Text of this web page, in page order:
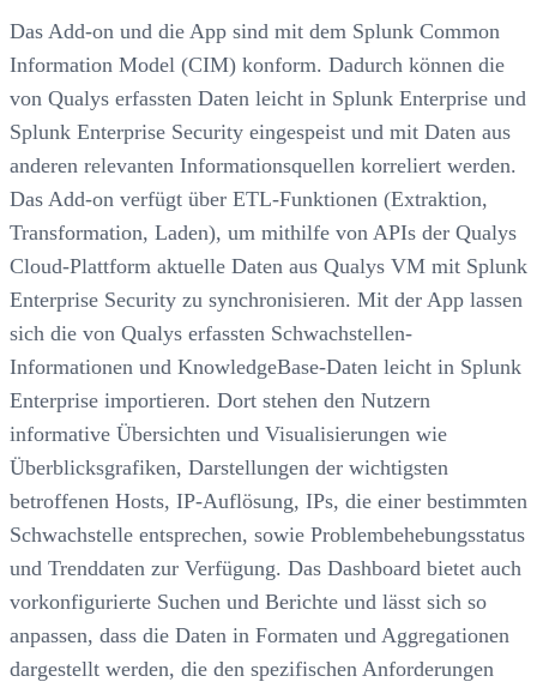
Das Add-on und die App sind mit dem Splunk Common
Information Model (CIM) konform. Dadurch können die
von Qualys erfassten Daten leicht in Splunk Enterprise und
Splunk Enterprise Security eingespeist und mit Daten aus
anderen relevanten Informationsquellen korreliert werden.
Das Add-on verfügt über ETL-Funktionen (Extraktion,
Transformation, Laden), um mithilfe von APIs der Qualys
Cloud-Plattform aktuelle Daten aus Qualys VM mit Splunk
Enterprise Security zu synchronisieren. Mit der App lassen
sich die von Qualys erfassten Schwachstellen-
Informationen und KnowledgeBase-Daten leicht in Splunk
Enterprise importieren. Dort stehen den Nutzern
informative Übersichten und Visualisierungen wie
Überblicksgrafiken, Darstellungen der wichtigsten
betroffenen Hosts, IP-Auflösung, IPs, die einer bestimmten
Schwachstelle entsprechen, sowie Problembehebungsstatus
und Trenddaten zur Verfügung. Das Dashboard bietet auch
vorkonfigurierte Suchen und Berichte und lässt sich so
anpassen, dass die Daten in Formaten und Aggregationen
dargestellt werden, die den spezifischen Anforderungen